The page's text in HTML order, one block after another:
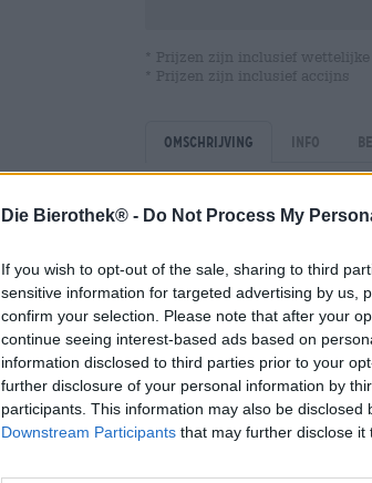
Die Bierothek® - Do Not Process My
If you wish to opt-out of the sale, sharing to third
sensitive information for targeted advertising by us,
confirm your selection. Please note that after your
continue seeing interest-based ads based on
information disclosed to third parties prior to your
further disclosure of your personal information by
participants. This information may also be disclosed
Downstream Participants that may further disclose it
* Prijzen zijn inclusief wettelijke
* Prijzen zijn inclusief accijns
Omschrijving Info
Na de catastrofe aan het
kan maandag alleen maar
Na de hele week naar het
zaterdag en zondag
komende week, keldert
werkdagen!
Het team van VandeStreek
getimede zondagavond-
waardoor de grenzen
En juist in die na-